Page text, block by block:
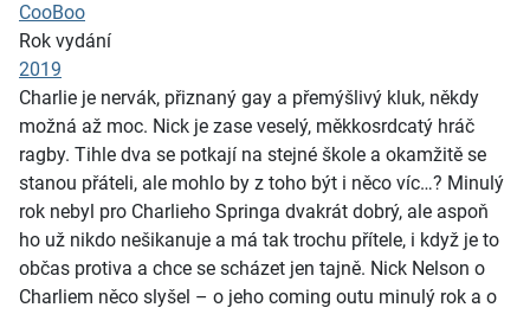
CooBoo
Rok vydání
2019
Charlie je nervák, přiznaný gay a přemýšlivý kluk, někdy
možná až moc. Nick je zase veselý, měkkosrdcatý hráč
ragby. Tihle dva se potkají na stejné škole a okamžitě se
stanou přáteli, ale mohlo by z toho být i něco víc…? Minulý
rok nebyl pro Charlieho Springa dvakrát dobrý, ale aspoň
ho už nikdo nešikanuje a má tak trochu přítele, i když je to
občas protiva a chce se scházet jen tajně. Nick Nelson o
Charliem něco slyšel – o jeho coming outu minulý rok a o